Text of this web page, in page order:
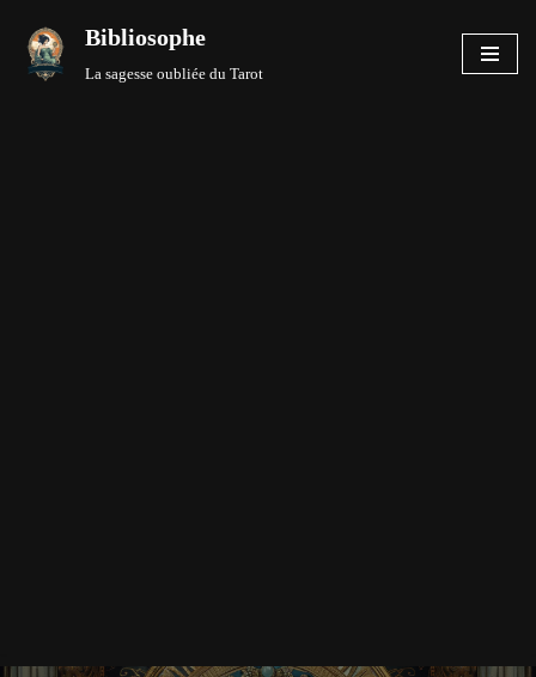
Aller
Bibliosophe
La sagesse oubliée du Tarot